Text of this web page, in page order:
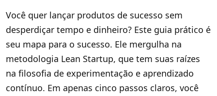
Você quer lançar produtos de sucesso sem
desperdiçar tempo e dinheiro? Este guia prático é
seu mapa para o sucesso. Ele mergulha na
metodologia Lean Startup, que tem suas raízes
na filosofia de experimentação e aprendizado
contínuo. Em apenas cinco passos claros, você